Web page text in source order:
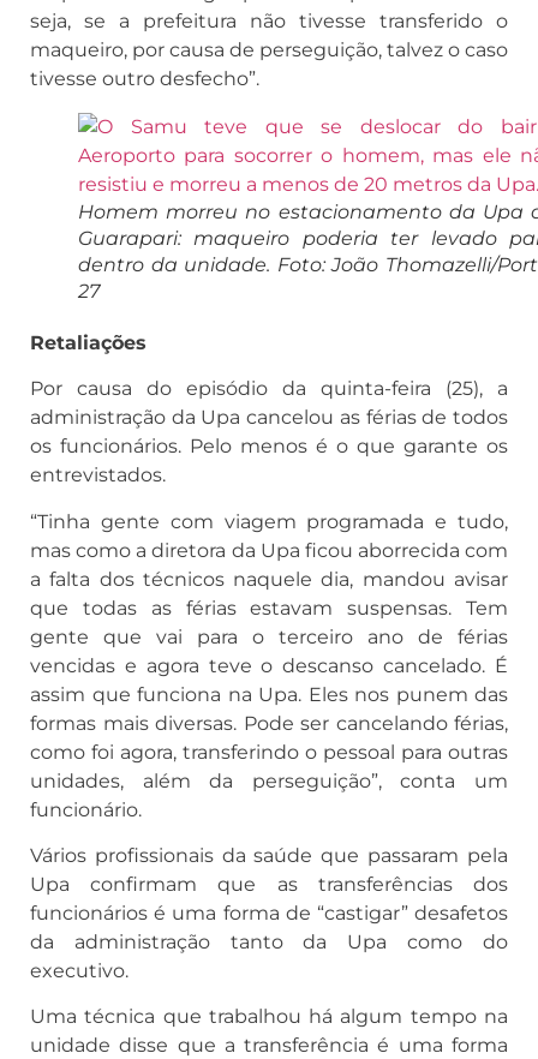
seja, se a prefeitura não tivesse transferido o
maqueiro, por causa de perseguição, talvez o caso
tivesse outro desfecho”.
Homem morreu no estacionamento da Upa
Guarapari: maqueiro poderia ter levado
dentro da unidade. Foto: João Thomazelli/
27
Retaliações
Por causa do episódio da quinta-feira (25), a
administração da Upa cancelou as férias de todos
os funcionários. Pelo menos é o que garante os
entrevistados.
“Tinha gente com viagem programada e tudo,
mas como a diretora da Upa ficou aborrecida com
a falta dos técnicos naquele dia, mandou avisar
que todas as férias estavam suspensas. Tem
gente que vai para o terceiro ano de férias
vencidas e agora teve o descanso cancelado. É
assim que funciona na Upa. Eles nos punem das
formas mais diversas. Pode ser cancelando férias,
como foi agora, transferindo o pessoal para outras
unidades, além da perseguição”, conta um
funcionário.
Vários profissionais da saúde que passaram pela
Upa confirmam que as transferências dos
funcionários é uma forma de “castigar” desafetos
da administração tanto da Upa como do
executivo.
Uma técnica que trabalhou há algum tempo na
unidade disse que a transferência é uma forma